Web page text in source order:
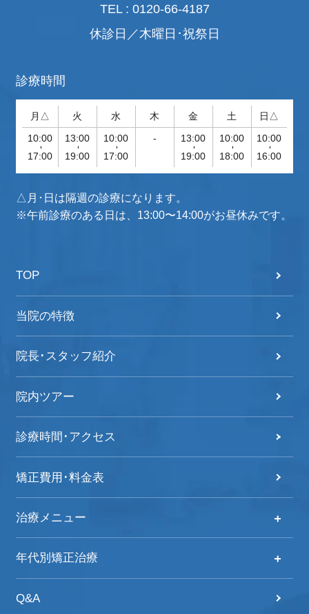
TEL : 0120-66-4187
休診日／木曜日･祝祭日
診療時間
月△ 火 水 木 金 土 日△
10:00
17:00
13:00
19:00
10:00
17:00
- 13:00
19:00
10:00
18:00
10:00
16:00
△月･日は隔週の診療になります。
※午前診療のある日は、13:00〜14:00がお昼休みです。
TOP
当院の特徴
院長･スタッフ紹介
院内ツアー
診療時間･アクセス
矯正費用･料金表
治療メニュー
治療メニュー
年代別矯正治療
Q&A